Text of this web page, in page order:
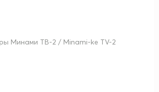
Минами ТВ-2 / Minami-ke TV-2